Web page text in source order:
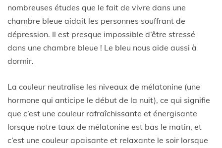
nombreuses études que le fait de vivre dans une
chambre bleue aidait les personnes souffrant de
dépression. Il est presque impossible d’être stressé
dans une chambre bleue ! Le bleu nous aide aussi à
dormir.
La couleur neutralise les niveaux de mélatonine (une
hormone qui anticipe le début de la nuit), ce qui signifie
que c’est une couleur rafraîchissante et énergisante
lorsque notre taux de mélatonine est bas le matin, et
c’est une couleur apaisante et relaxante le soir lorsque